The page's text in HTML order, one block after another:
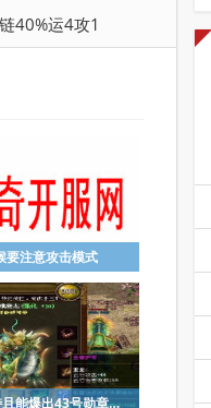
40%运4攻1
要注意攻击模式
名气奇特且能爆出43号勋章的怪物圣域修罗